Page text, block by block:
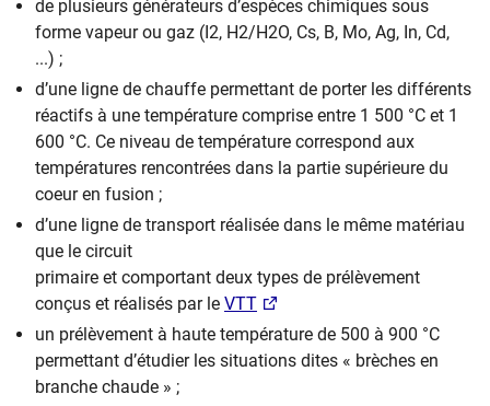
de plusieurs générateurs d’espèces chimiques sous
forme vapeur ou gaz (I2, H2/H2O, Cs, B, Mo, Ag, In, Cd,
...) ;
d’une ligne de chauffe permettant de porter les différents
réactifs à une température comprise entre 1 500 °C et 1
600 °C. Ce niveau de température correspond aux
températures rencontrées dans la partie supérieure du
coeur en fusion ;
d’une ligne de transport réalisée dans le même matériau
que le circuit
primaire et comportant deux types de prélèvement
conçus et réalisés par le VTT
​un prélèvement à haute température de 500 à 900 °C
permettant d’étudier les situations dites « brèches en
branche chaude » ;